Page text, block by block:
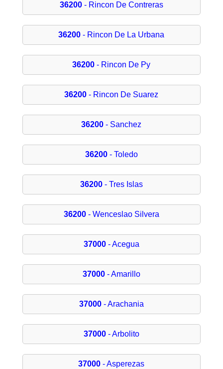
36200- Rincon De Contreras
36200 - Rincon De La Urbana
36200 - Rincon De Py
36200 - Rincon De Suarez
36200 - Sanchez
36200- Toledo
36200- Tres Islas
36200- Wenceslao Silvera
37000- Acegua
37000- Amarillo
37000- Arachania
37000- Arbolito
37000 - Asperezas